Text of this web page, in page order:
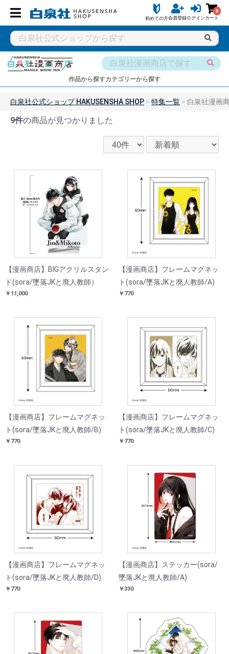
初めての方会員登録ログイン
0
カート
作品から探すカテゴリーから探す
白泉社公式ショップ HAKUSENSHA SHOP 特集一覧 白泉社漫画
9件の商品が見つかりました
【漫画商店】BIGアクリルスタン
ド(sora/墜落JKと廃人教師）
￥11,000
【漫画商店】フレームマグネッ
ト(sora/墜落JKと廃人教師/A)
￥770
【漫画商店】フレームマグネッ
ト(sora/墜落JKと廃人教師/B)
￥770
【漫画商店】フレームマグネッ
ト(sora/墜落JKと廃人教師/C)
￥770
【漫画商店】フレームマグネッ
ト(sora/墜落JKと廃人教師/D)
￥770
【漫画商店】ステッカー(sora/
墜落JKと廃人教師/A)
￥330